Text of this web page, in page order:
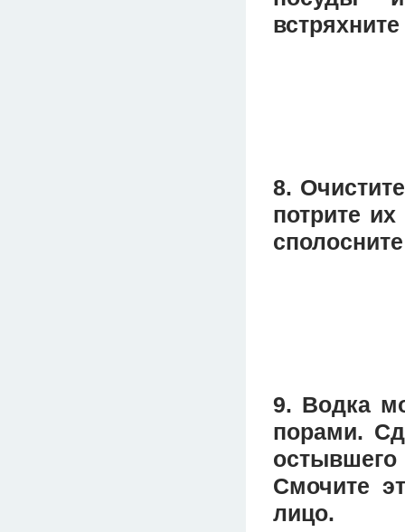
8.
потрите
9. Водка
порами.
Смочите
лицо.